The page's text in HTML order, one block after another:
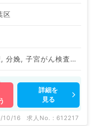
区
一般外来, 病棟管理, 分娩, 子宮がん検査（体がん）, 子宮がん検査（頚がん）
詳細を
見る
10/16 求人No. : 612217